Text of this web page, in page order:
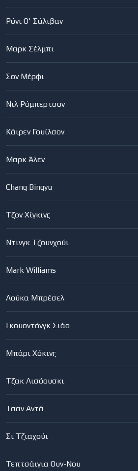
Ρόνι Ο' Σάλιβαν
Μαρκ Σέλμπι
Σον Μέρφι
Νιλ Ρόμπερτσον
Κάιρεν Γουίλσον
Μαρκ Άλεν
Chang Bingyu
Τζον Χίγκινς
Ντινγκ Τζουνχούι
Mark Williams
Λούκα Μπρέσελ
Γκουοντόνγκ Σιάο
Μπάρι Χόκινς
Τζακ Λισόουσκι
Τσαν Αντά
Σι Τζιαχούι
Τεπτσάιγια Ουν-Νου